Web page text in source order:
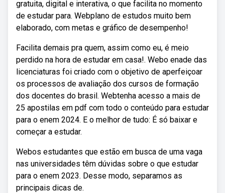
gratuita, digital e interativa, o que facilita no momento
de estudar para. Webplano de estudos muito bem
elaborado, com metas e gráfico de desempenho!
Facilita demais pra quem, assim como eu, é meio
perdido na hora de estudar em casa!. Webo enade das
licenciaturas foi criado com o objetivo de aperfeiçoar
os processos de avaliação dos cursos de formação
dos docentes do brasil. Webtenha acesso a mais de
25 apostilas em pdf com todo o conteúdo para estudar
para o enem 2024. E o melhor de tudo: É só baixar e
começar a estudar.
Webos estudantes que estão em busca de uma vaga
nas universidades têm dúvidas sobre o que estudar
para o enem 2023. Desse modo, separamos as
principais dicas de.